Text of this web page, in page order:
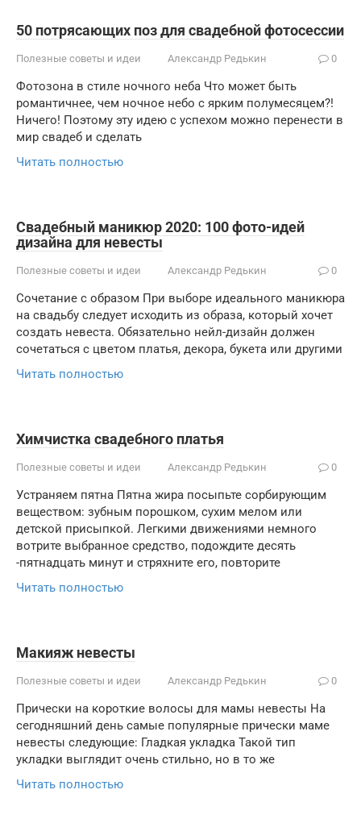
50 потрясающих поз для свадебной фотосессии
Полезные советы и идеи Александр Редькин 0
Фотозона в стиле ночного неба Что может быть
романтичнее, чем ночное небо с ярким полумесяцем?!
Ничего! Поэтому эту идею с успехом можно перенести в
мир свадеб и сделать
Читать полностью
Свадебный маникюр 2020: 100 фото-идей
дизайна для невесты
Полезные советы и идеи Александр Редькин 0
Сочетание с образом При выборе идеального маникюра
на свадьбу следует исходить из образа, который хочет
создать невеста. Обязательно нейл-дизайн должен
сочетаться с цветом платья, декора, букета или другими
Читать полностью
Химчистка свадебного платья
Полезные советы и идеи Александр Редькин 0
Устраняем пятна Пятна жира посыпьте сорбирующим
веществом: зубным порошком, сухим мелом или
детской присыпкой. Легкими движениями немного
вотрите выбранное средство, подождите десять
-пятнадцать минут и стряхните его, повторите
Читать полностью
Макияж невесты
Полезные советы и идеи Александр Редькин 0
Прически на короткие волосы для мамы невесты На
сегодняшний день самые популярные прически маме
невесты следующие: Гладкая укладка Такой тип
укладки выглядит очень стильно, но в то же
Читать полностью